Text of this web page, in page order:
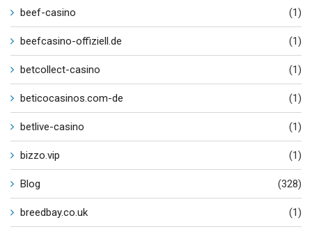
beef-casino (1)
beefcasino-offiziell.de (1)
betcollect-casino (1)
beticocasinos.com-de (1)
betlive-casino (1)
bizzo.vip (1)
Blog (328)
breedbay.co.uk (1)